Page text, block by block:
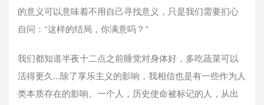
的意义可以意味着不用自己寻找意义，只是我们需要扪心
自问：“这样的结局，你满意吗？”
我们都知道半夜十二点之前睡觉对身体好，多吃蔬菜可以
活得更久...除了享乐主义的影响，我相信也是有一些作为人
类本质存在的影响。一个人，历史使命被标记的人，从出